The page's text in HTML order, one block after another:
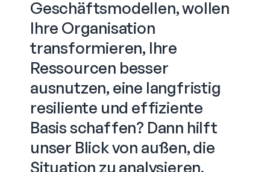
Geschäftsmodellen, wollen
Ihre Organisation
transformieren, Ihre
Ressourcen besser
ausnutzen, eine langfristig
resiliente und effiziente
Basis schaffen? Dann hilft
unser Blick von außen, die
Situation zu analysieren,